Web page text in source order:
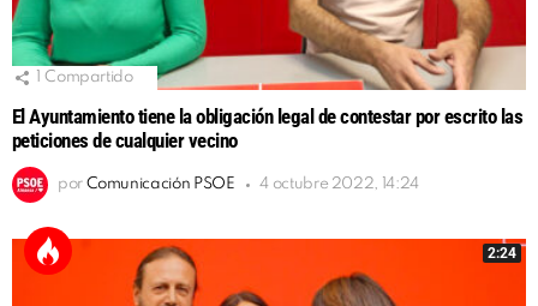
Compartido
El Ayuntamiento tiene la obligación legal de contestar por escrito las
peticiones de cualquier vecino
por Comunicación PSOE 4 octubre 2022, 14:24
2:24